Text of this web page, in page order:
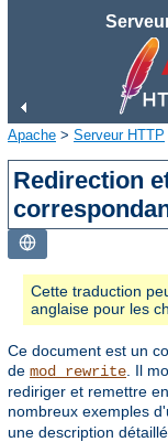
Apache > Serveur HTTP
Redirection
Cette traduction
anglaise pour les
Ce document est un
de mod_rewrite . Il
rediriger et remettre
nombreux exemples
une description